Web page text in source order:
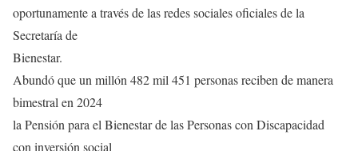
oportunamente a través de las redes sociales oficiales de la
Secretaría de
Bienestar.
Abundó que un millón 482 mil 451 personas reciben de manera
bimestral en 2024
la Pensión para el Bienestar de las Personas con Discapacidad
con inversión social